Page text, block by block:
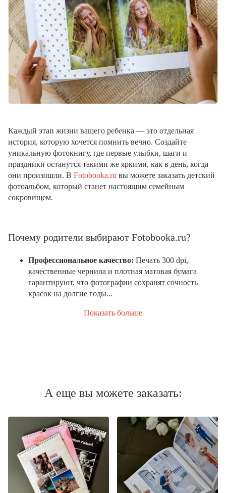
Каждый этап жизни вашего ребенка — это отдельная
история, которую хочется помнить вечно. Создайте
уникальную фотокнигу, где первые улыбки, шаги и
праздники останутся такими же яркими, как в день, когда
они произошли. В Fotobooka.ru вы можете заказать детский
фотоальбом, который станет настоящим семейным
сокровищем.
Почему родители выбирают Fotobooka.ru?
Профессиональное качество: Печать 300 dpi,
качественные чернила и плотная матовая бумага
гарантируют, что фотографии сохранят сочность
красок на долгие годы...
Показать больше
А еще вы можете заказать: